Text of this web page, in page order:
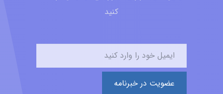
کنید
عضویت در خبرنامه